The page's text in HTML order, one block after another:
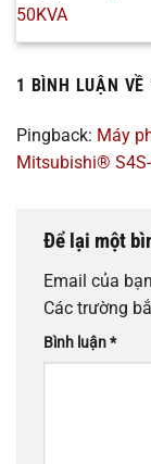
50KVA
1 BÌNH LUẬN VỀ
Pingback: Máy
Mitsubishi®
Để lại một
Email của
Các trường
Bình luận*